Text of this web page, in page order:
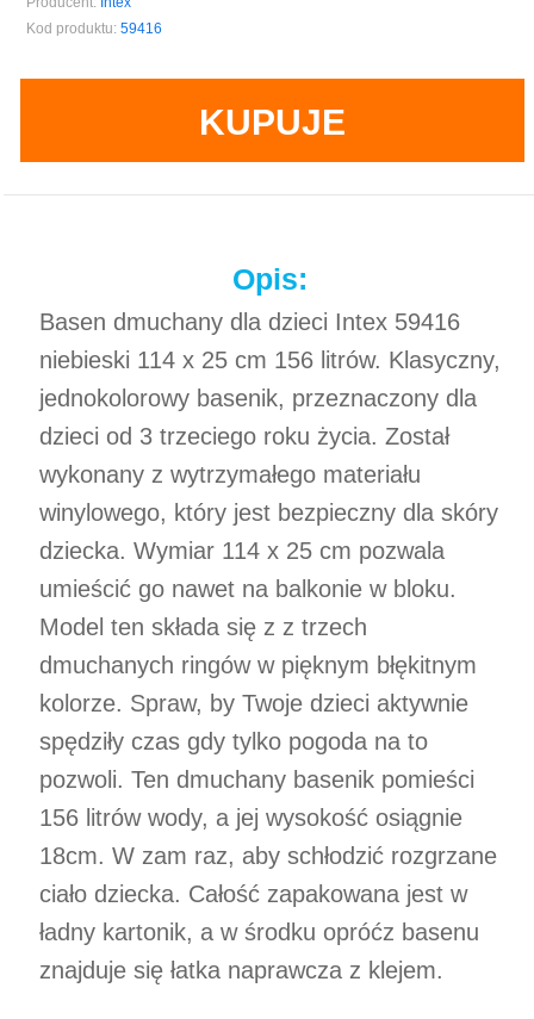
KUPUJE
Kod produktu: 59416
Opis:
Basen dmuchany dla dzieci Intex 59416
niebieski 114 x 25 cm 156 litrów. Klasyczny,
jednokolorowy basenik, przeznaczony dla
dzieci od 3 trzeciego roku życia. Został
wykonany z wytrzymałego materiału
winylowego, który jest bezpieczny dla skóry
dziecka. Wymiar 114 x 25 cm pozwala
umieścić go nawet na balkonie w bloku.
Model ten składa się z z trzech
dmuchanych ringów w pięknym błękitnym
kolorze. Spraw, by Twoje dzieci aktywnie
spędziły czas gdy tylko pogoda na to
pozwoli. Ten dmuchany basenik pomieści
156 litrów wody, a jej wysokość osiągnie
18cm. W zam raz, aby schłodzić rozgrzane
ciało dziecka. Całość zapakowana jest w
ładny kartonik, a w środku opróćz basenu
znajduje się łatka naprawcza z klejem.